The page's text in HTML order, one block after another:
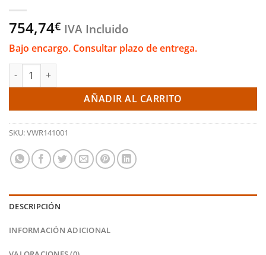
754,74€ IVA Incluido
Bajo encargo. Consultar plazo de entrega.
Intercooler mejorado - VW Polo AW GTI 2,0TSI (Racing Line)
AÑADIR AL CARRITO
SKU:VWR141001
DESCRIPCIÓN
INFORMACIÓN ADICIONAL